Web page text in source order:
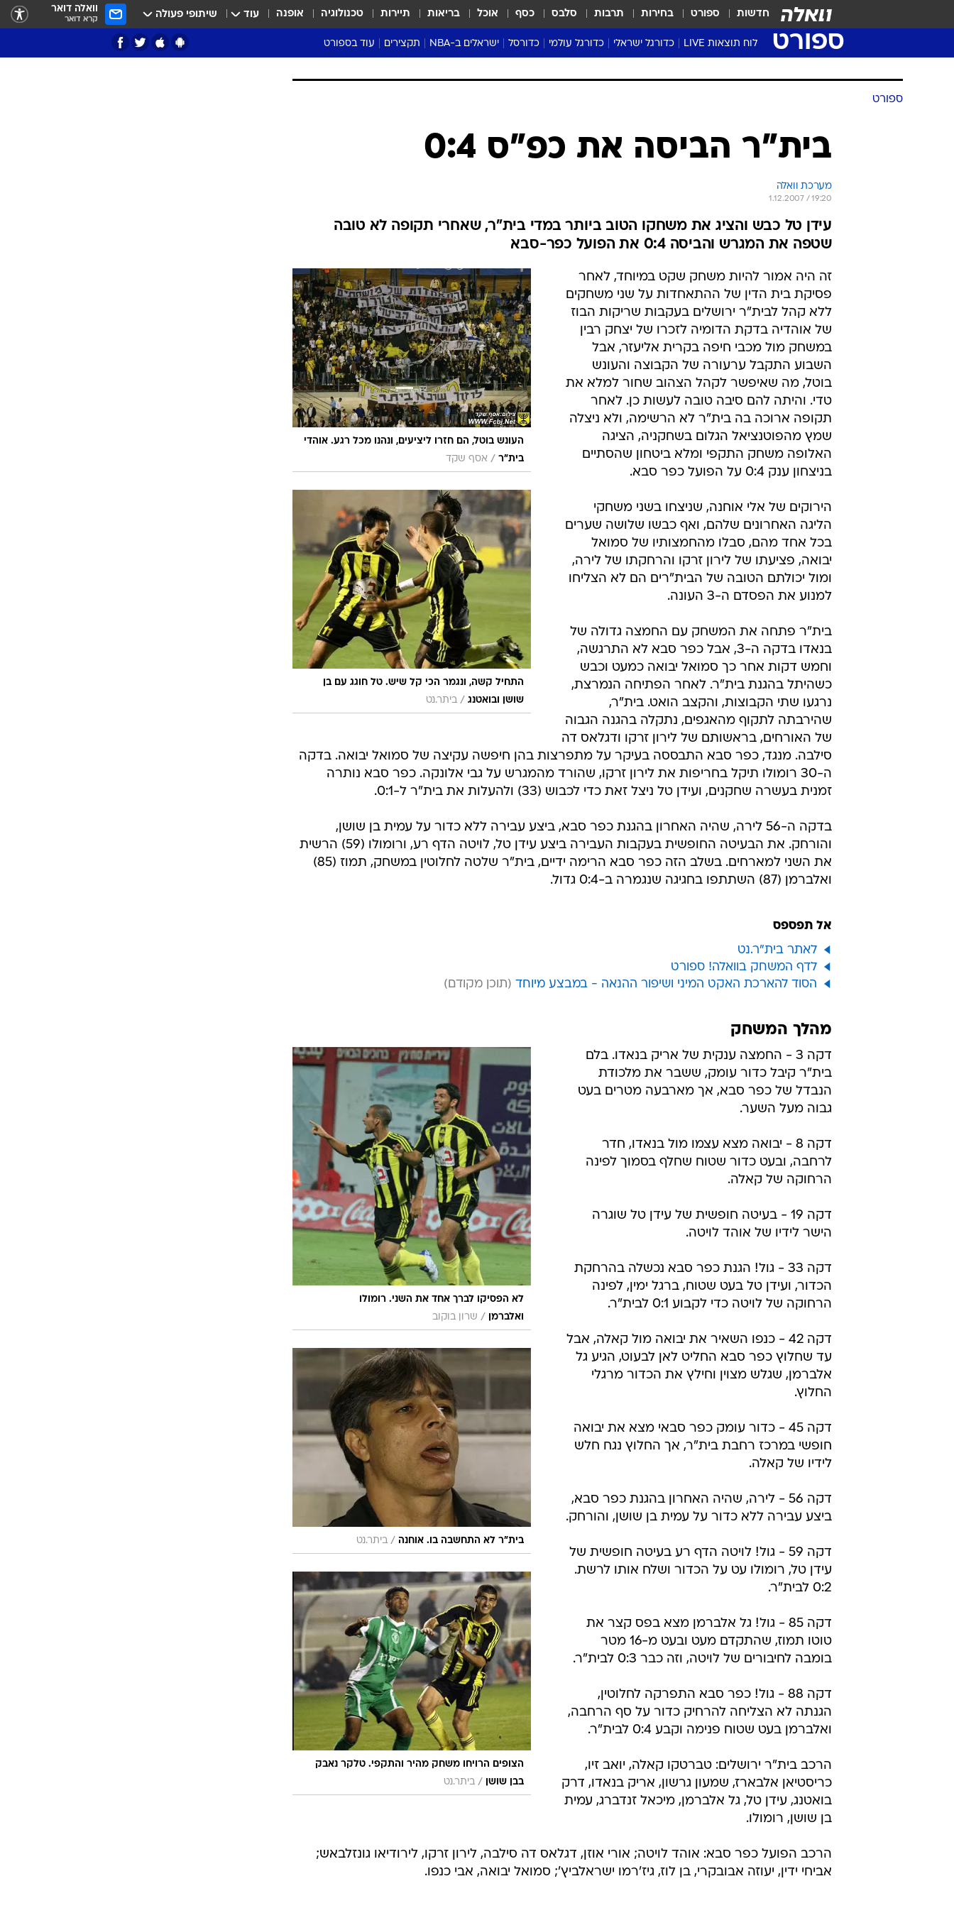
חדשות ספורט בחירות תרבות סלבס כסף אוכל בריאות תיירות טכנולוגיה אופנה עוד שיתופי פעולה וואלה דואר
קרא דואר
ספורט לוח תוצאות LIVE כדורגל ישראלי
שגרירים
כדורגל עולמי
ליגה צרפתית
כדורסל
ליגה לאומית
נבחרות ישראל בכדורסל
ישראלים ב-NBA תקצירים עוד בספורט
ספורט אמריקאי
פוקר
ענפים נוספים
לוח שידורים
החידה של ספורט1
ארכיון מדורים
כתבו לנו
ספורט
בית"ר הביסה את כפ"ס 0:4
מערכת וואלה
1.12.2007 / 19:20
עידן טל כבש והציג את משחקו הטוב ביותר במדי בית"ר, שאחרי תקופה לא טובה
שטפה את המגרש והביסה 0:4 את הפועל כפר-סבא
העונש בוטל, הם חזרו ליציעים, ונהנו מכל רגע. אוהדי
בית"ר / אסף שקד
התחיל קשה, ונגמר הכי קל שיש. טל חוגג עם בן
שושן ובואטנג / ביתר.נט
זה היה אמור להיות משחק שקט במיוחד, לאחר
פסיקת בית הדין של ההתאחדות על שני משחקים
ללא קהל לבית"ר ירושלים בעקבות שריקות הבוז
של אוהדיה בדקת הדומיה לזכרו של יצחק רבין
במשחק מול מכבי חיפה בקרית אליעזר, אבל
השבוע התקבל ערעורה של הקבוצה והעונש
בוטל, מה שאיפשר לקהל הצהוב שחור למלא את
טדי. והיתה להם סיבה טובה לעשות כן. לאחר
תקופה ארוכה בה בית"ר לא הרשימה, ולא ניצלה
שמץ מהפוטנציאל הגלום בשחקניה, הציגה
האלופה משחק התקפי ומלא ביטחון שהסתיים
בניצחון ענק 0:4 על הפועל כפר סבא.
הירוקים של אלי אוחנה, שניצחו בשני משחקי
הליגה האחרונים שלהם, ואף כבשו שלושה שערים
בכל אחד מהם, סבלו מהחמצותיו של סמואל
יבואה, פציעתו של לירון זרקו והרחקתו של לירה,
ומול יכולתם הטובה של הבית"רים הם לא הצליחו
למנוע את הפסדם ה-3 העונה.
בית"ר פתחה את המשחק עם החמצה גדולה של
בנאדו בדקה ה-3, אבל כפר סבא לא התרגשה,
וחמש דקות אחר כך סמואל יבואה כמעט וכבש
כשהיתל בהגנת בית"ר. לאחר הפתיחה הנמרצת,
נרגעו שתי הקבוצות, והקצב הואט. בית"ר,
שהירבתה לתקוף מהאגפים, נתקלה בהגנה הגבוה
של האורחים, בראשותם של לירון זרקו ודגלאס דה
סילבה. מנגד, כפר סבא התבססה בעיקר על מתפרצות בהן חיפשה עקיצה של סמואל יבואה. בדקה
ה-30 רומולו תיקל בחריפות את לירון זרקו, שהורד מהמגרש על גבי אלונקה. כפר סבא נותרה
זמנית בעשרה שחקנים, ועידן טל ניצל זאת כדי לכבוש (33) ולהעלות את בית"ר ל-0:1.
בדקה ה-56 לירה, שהיה האחרון בהגנת כפר סבא, ביצע עבירה ללא כדור על עמית בן שושן,
והורחק. את הבעיטה החופשית בעקבות העבירה ביצע עידן טל, לויטה הדף רע, ורומולו (59) הרשית
את השני למארחים. בשלב הזה כפר סבא הרימה ידיים, בית"ר שלטה לחלוטין במשחק, תמוז (85)
ואלברמן (87) השתתפו בחגיגה שנגמרה ב-0:4 גדול.
אל תפספס
לאתר בית"ר.נט
לדף המשחק בוואלה! ספורט
הסוד להארכת האקט המיני ושיפור ההנאה - במבצע מיוחד
מהלך המשחק
לא הפסיקו לברך אחד את השני. רומולו
ואלברמן
/ שרון בוקוב
בית"ר לא התחשבה בו. אוחנה / ביתר.נט
הצופים הרויחו משחק מהיר והתקפי. טלקר נאבק
בבן שושן
/ ביתר.נט
דקה 3 - החמצה ענקית של אריק בנאדו. בלם
בית"ר קיבל כדור עומק, ששבר את מלכודת
הנבדל של כפר סבא, אך מארבעה מטרים בעט
גבוה מעל השער.
דקה 8 - יבואה מצא עצמו מול בנאדו, חדר
לרחבה, ובעט כדור שטוח שחלף בסמוך לפינה
הרחוקה של קאלה.
דקה 19 - בעיטה חופשית של עידן טל שוגרה
הישר לידיו של אוהד לויטה.
דקה 33 - גול! הגנת כפר סבא נכשלה בהרחקת
הכדור, ועידן טל בעט שטוח, ברגל ימין, לפינה
הרחוקה של לויטה כדי לקבוע 0:1 לבית"ר.
דקה 42 - כנפו השאיר את יבואה מול קאלה, אבל
עד שחלוץ כפר סבא החליט לאן לבעוט, הגיע גל
אלברמן, שגלש מצוין וחילץ את הכדור מרגלי
החלוץ.
דקה 45 - כדור עומק כפר סבאי מצא את יבואה
חופשי במרכז רחבת בית"ר, אך החלוץ נגח חלש
לידיו של קאלה.
דקה 56 - לירה, שהיה האחרון בהגנת כפר סבא,
ביצע עבירה ללא כדור על עמית בן שושן, והורחק.
דקה 59 - גול! לויטה הדף רע בעיטה חופשית של
עידן טל, רומולו עט על הכדור ושלח אותו לרשת.
0:2 לבית"ר.
דקה 85 - גול! גל אלברמן מצא בפס קצר את
טוטו תמוז, שהתקדם מעט ובעט מ-16 מטר
בומבה לחיבורים של לויטה, וזה כבר 0:3 לבית"ר.
דקה 88 - גול! כפר סבא התפרקה לחלוטין,
הגנתה לא הצליחה להרחיק כדור על סף הרחבה,
ואלברמן בעט שטוח פנימה וקבע 0:4 לבית"ר.
הרכב בית"ר ירושלים: טברטקו קאלה, יואב זיו,
כריסטיאן אלבארז, שמעון גרשון, אריק בנאדו, דרק
בואטנג, עידן טל, גל אלברמן, מיכאל זנדברג, עמית
בן שושן, רומולו.
הרכב הפועל כפר סבא: אוהד לויטה; אורי אוזן, דגלאס דה סילבה, לירון זרקו, לירודיאו גונזלבאש;
אביחי ידין, יעוזה אבובקרי, בן לוז, גיז'רמו ישראלביץ'; סמואל יבואה, אבי כנפו.